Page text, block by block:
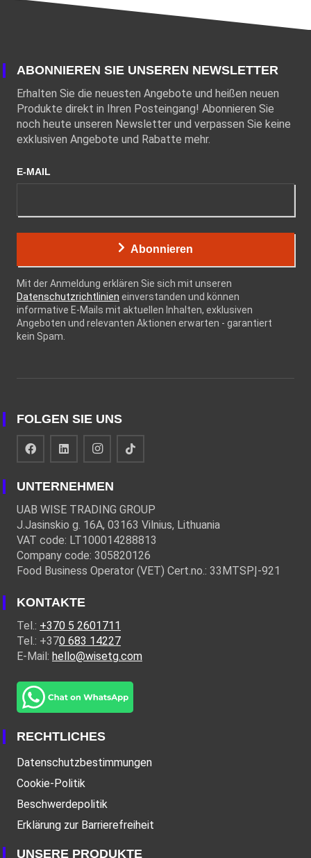
ABONNIEREN SIE UNSEREN NEWSLETTER
Erhalten Sie die neuesten Angebote und heißen neuen
Produkte direkt in Ihren Posteingang! Abonnieren Sie
noch heute unseren Newsletter und verpassen Sie keine
exklusiven Angebote und Rabatte mehr.
E-MAIL
Abonnieren
Mit der Anmeldung erklären Sie sich mit unseren
Datenschutzrichtlinien einverstanden und können
informative E-Mails mit aktuellen Inhalten, exklusiven
Angeboten und relevanten Aktionen erwarten - garantiert
kein Spam.
FOLGEN SIE UNS
UNTERNEHMEN
UAB WISE TRADING GROUP
J.Jasinskio g. 16A, 03163 Vilnius, Lithuania
VAT code: LT100014288813
Company code: 305820126
Food Business Operator (VET) Cert.no.: 33MTSPĮ-921
KONTAKTE
Tel.: +370 5 2601711
Tel.: +370 683 14227
E-Mail: hello@wisetg.com
RECHTLICHES
Datenschutzbestimmungen
Cookie-Politik
Beschwerdepolitik
Erklärung zur Barrierefreiheit
UNSERE PRODUKTE